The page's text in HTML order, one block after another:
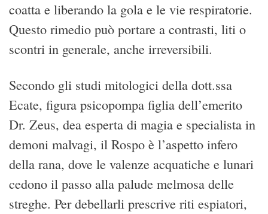
coatta e liberando la gola e le vie respiratorie.
Questo rimedio può portare a contrasti, liti o
scontri in generale, anche irreversibili.
Secondo gli studi mitologici della dott.ssa
Ecate, figura psicopompa figlia dell’emerito
Dr. Zeus, dea esperta di magia e specialista in
demoni malvagi, il Rospo è l’aspetto infero
della rana, dove le valenze acquatiche e lunari
cedono il passo alla palude melmosa delle
streghe. Per debellarli prescrive riti espiatori,